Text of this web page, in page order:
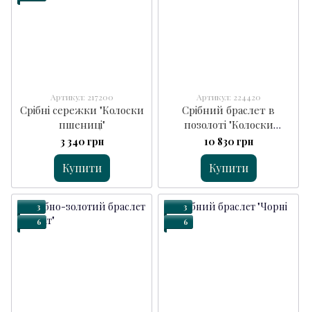
Артикул: 217200
Срібні сережки "Колоски
пшениці"
3 340 грн
Купити
Артикул: 224420
Срібний браслет в
позолоті "Колоски
Вільних"
10 830 грн
Купити
3
6
3
6